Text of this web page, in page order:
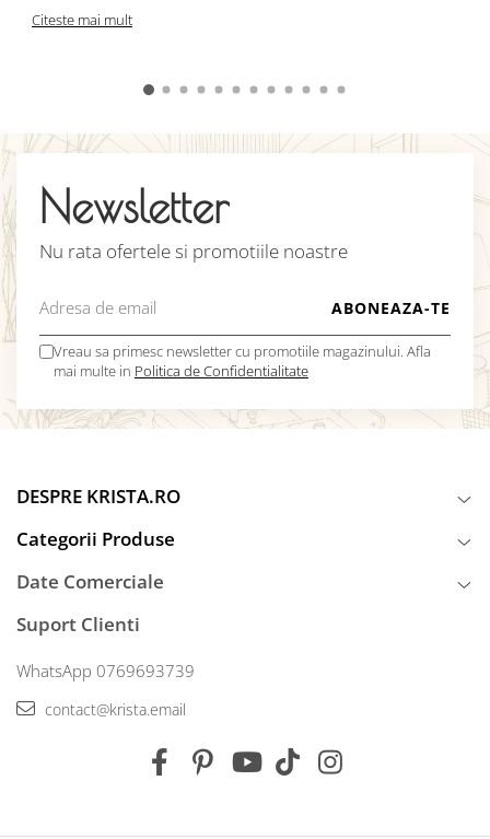
Citeste mai mult
Newsletter
Nu rata ofertele si promotiile noastre
Vreau sa primesc newsletter cu promotiile magazinului. Afla
mai multe in Politica de Confidentialitate
DESPRE KRISTA.RO
Categorii Produse
Date Comerciale
Suport Clienti
WhatsApp 0769693739
contact@krista.email